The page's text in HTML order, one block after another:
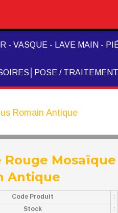
- VASQUE - LAVE MAIN -
POSE /
Romain Antique
Rouge
Antique
Code Produit :
Stock
: